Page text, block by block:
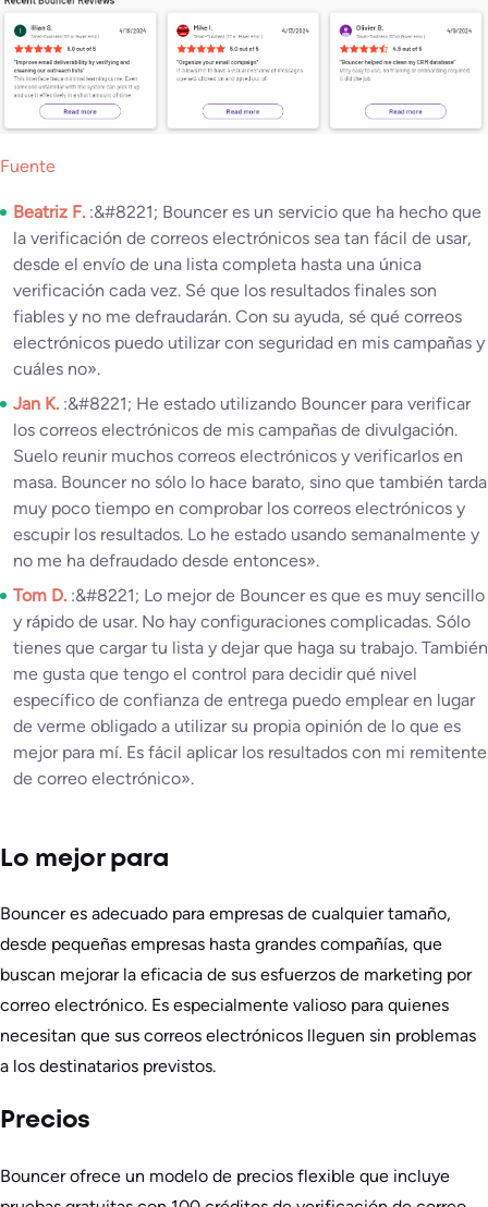
Fuente
Beatriz F. :&#8221; Bouncer es un servicio que ha hecho que
la verificación de correos electrónicos sea tan fácil de usar,
desde el envío de una lista completa hasta una única
verificación cada vez. Sé que los resultados finales son
fiables y no me defraudarán. Con su ayuda, sé qué correos
electrónicos puedo utilizar con seguridad en mis campañas y
cuáles no».
Jan K. :&#8221; He estado utilizando Bouncer para verificar
los correos electrónicos de mis campañas de divulgación.
Suelo reunir muchos correos electrónicos y verificarlos en
masa. Bouncer no sólo lo hace barato, sino que también tarda
muy poco tiempo en comprobar los correos electrónicos y
escupir los resultados. Lo he estado usando semanalmente y
no me ha defraudado desde entonces».
Tom D. :&#8221; Lo mejor de Bouncer es que es muy sencillo
y rápido de usar. No hay configuraciones complicadas. Sólo
tienes que cargar tu lista y dejar que haga su trabajo. También
me gusta que tengo el control para decidir qué nivel
específico de confianza de entrega puedo emplear en lugar
de verme obligado a utilizar su propia opinión de lo que es
mejor para mí. Es fácil aplicar los resultados con mi remitente
de correo electrónico».
Lo mejor para
Bouncer es adecuado para empresas de cualquier tamaño,
desde pequeñas empresas hasta grandes compañías, que
buscan mejorar la eficacia de sus esfuerzos de marketing por
correo electrónico. Es especialmente valioso para quienes
necesitan que sus correos electrónicos lleguen sin problemas
a los destinatarios previstos.
Precios
Bouncer ofrece un modelo de precios flexible que incluye